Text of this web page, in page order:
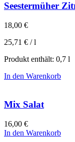
Seestermüher
18,00 €
25,71 € /l
Produkt enthält: 0,7 l
In den Warenkorb
Mix Salat
16,00 €
In den Warenkorb